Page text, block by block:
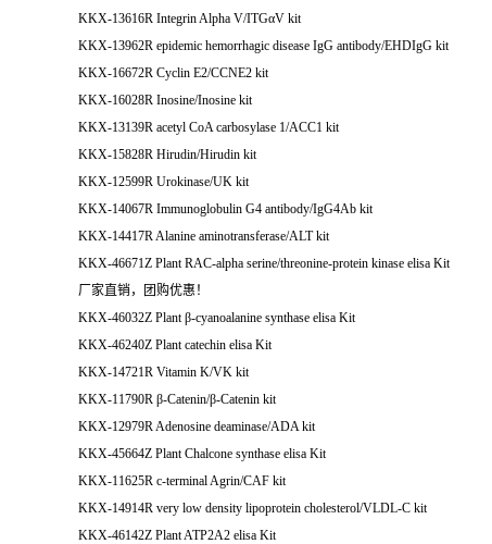
KKX-13616R Integrin Alpha V/ITGαV kit
KKX-13962R epidemic hemorrhagic disease IgG antibody/EHDIgG kit
KKX-16672R Cyclin E2/CCNE2 kit
KKX-16028R Inosine/Inosine kit
KKX-13139R acetyl CoA carbosylase 1/ACC1 kit
KKX-15828R Hirudin/Hirudin kit
KKX-12599R Urokinase/UK kit
KKX-14067R Immunoglobulin G4 antibody/IgG4Ab kit
KKX-14417R Alanine aminotransferase/ALT kit
KKX-46671Z Plant RAC-alpha serine/threonine-protein kinase elisa Kit
厂家直销，团购优惠！
KKX-46032Z Plant β-cyanoalanine synthase elisa Kit
KKX-46240Z Plant catechin elisa Kit
KKX-14721R Vitamin K/VK kit
KKX-11790R β-Catenin/β-Catenin kit
KKX-12979R Adenosine deaminase/ADA kit
KKX-45664Z Plant Chalcone synthase elisa Kit
KKX-11625R c-terminal Agrin/CAF kit
KKX-14914R very low density lipoprotein cholesterol/VLDL-C kit
KKX-46142Z Plant ATP2A2 elisa Kit